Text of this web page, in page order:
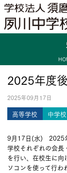
2025年度
2025年09月17日
高等学校 中学校
9月17日(水) 2025
学校それぞれの会長
を行い、在校生に
ソコンを使って行わ